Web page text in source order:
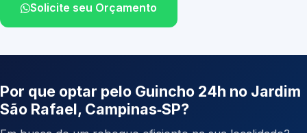
Solicite seu Orçamento
Por que optar pelo Guincho 24h no Jardim
São Rafael, Campinas‑SP?